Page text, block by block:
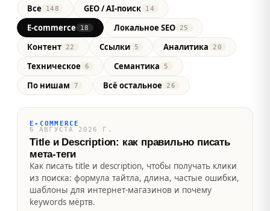
Все 148 GEO / AI-поиск 14
E-commerce 18 Локальное SEO 25
Контент 22 Ссылки 5 Аналитика 20
Техническое 6 Семантика 5
По нишам 7 Всё остальное 26
E-COMMERCE
6 АВГУСТА 2026 Г.
Title и Description: как правильно писать
мета-теги
Как писать title и description, чтобы получать клики
из поиска: формула тайтла, длина, частые ошибки,
шаблоны для интернет-магазинов и почему
keywords мёртв.